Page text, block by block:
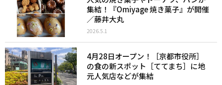
集結！『Omiyage 焼き菓子』が開催
／藤井大丸
2026.5.1
4月28日オープン！［京都市役所］
の食の新スポット［ててまち］に地
元人気店などが集結